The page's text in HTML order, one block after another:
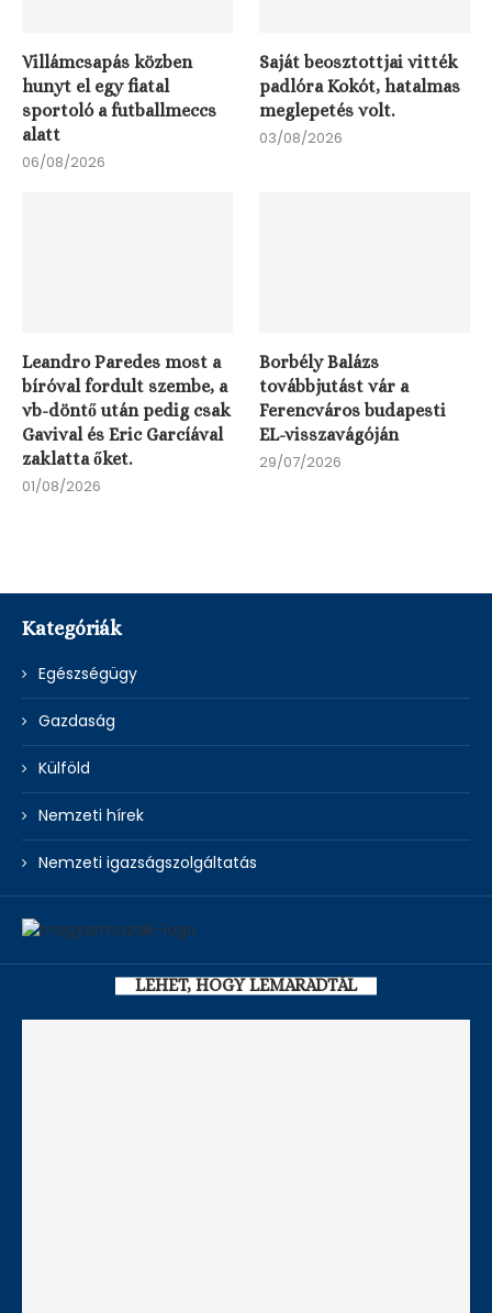
Villámcsapás közben
hunyt el egy fiatal
sportoló a futballmeccs
alatt
06/08/2026
Saját beosztottjai vitték
padlóra Kokót, hatalmas
meglepetés volt.
03/08/2026
Leandro Paredes most a
bíróval fordult szembe, a
vb-döntő után pedig csak
Gavival és Eric Garcíával
zaklatta őket.
01/08/2026
Borbély Balázs
továbbjutást vár a
Ferencváros budapesti
EL-visszavágóján
29/07/2026
Kategóriák
Egészségügy
Gazdaság
Külföld
Nemzeti hírek
Nemzeti igazságszolgáltatás
LEHET, HOGY LEMARADTÁL